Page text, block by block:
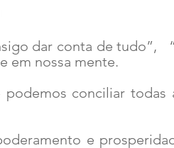
dar conta de tudo”,
em nossa mente.
conciliar todas
e